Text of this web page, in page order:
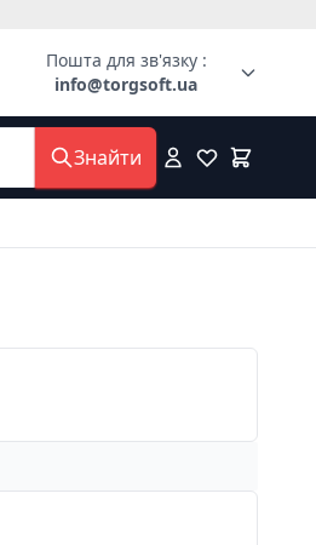
Пошта для зв'язку :
info@torgsoft.ua
Знайти